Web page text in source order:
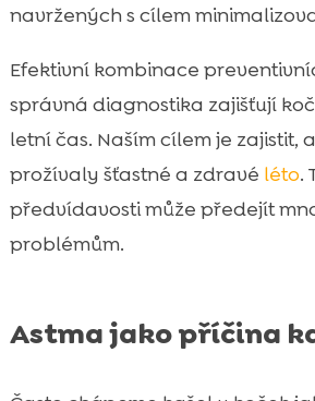
navržených s cílem
Efektivní kombinace
správná diagnostika zajišťují
letní čas. Naším cílem je zajistit,
prožívaly šťastné a zdravé léto.
předvídavosti může předejít
problémům.
Astma jako příčina